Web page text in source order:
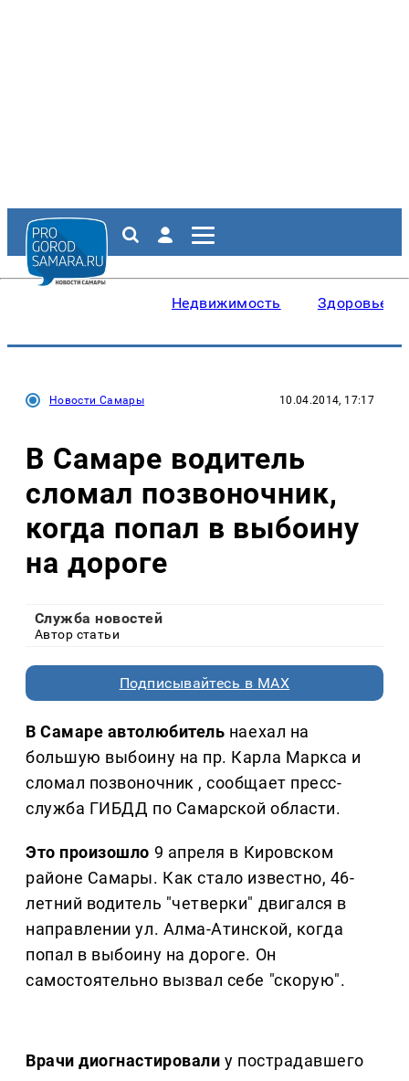
Недвижимость Здоровье
Новости Самары 10.04.2014, 17:17
В Самаре водитель
сломал позвоночник,
когда попал в выбоину
на дороге
Служба новостей
Автор статьи
Подписывайтесь в MAX
В Самаре автолюбитель наехал на
большую выбоину на пр. Карла Маркса и
сломал позвоночник , сообщает пресс-
служба ГИБДД по Самарской области.
Это произошло 9 апреля в Кировском
районе Самары. Как стало известно, 46-
летний водитель "четверки" двигался в
направлении ул. Алма-Атинской, когда
попал в выбоину на дороге. Он
самостоятельно вызвал себе "скорую".
Врачи диогнастировали у пострадавшего